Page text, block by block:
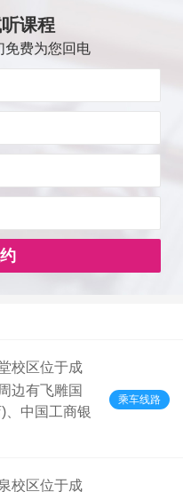
课程
免费为您回电
校区位于成
边有飞雕国
、中国工商银
乘车线路
校区位于成